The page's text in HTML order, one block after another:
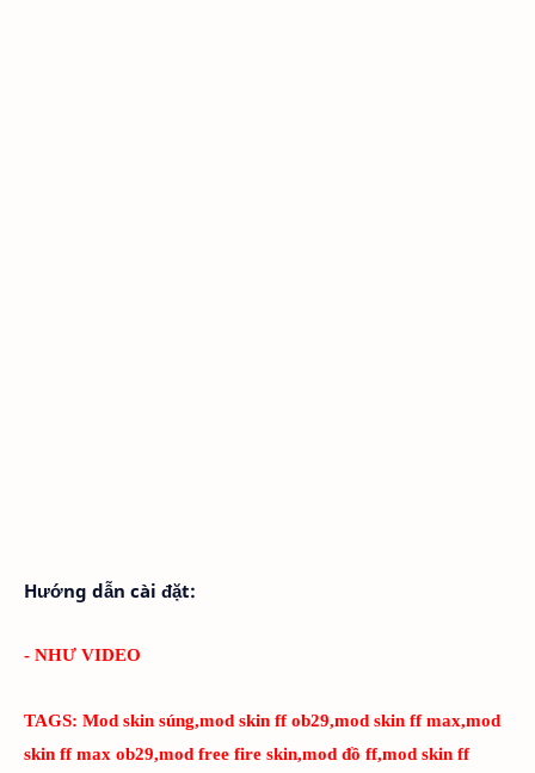
Hướng dẫn cài đặt:
- NHƯ VIDEO
TAGS: Mod skin súng,mod skin ff ob29,mod skin ff max,mod
skin ff max ob29,mod free fire skin,mod đồ ff,mod skin ff